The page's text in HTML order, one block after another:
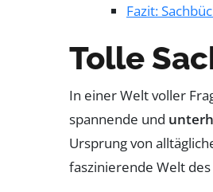
Fazit:
Tolle
In einer Welt voller
spannende und
Ursprung von
faszinierende Welt